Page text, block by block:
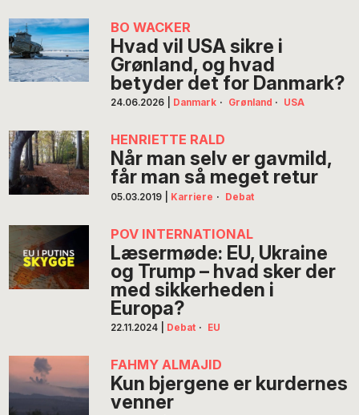
BO WACKER
Hvad vil USA sikre i
Grønland, og hvad
betyder det for Danmark?
24.06.2026 Danmark · Grønland · USA
HENRIETTE RALD
Når man selv er gavmild,
får man så meget retur
05.03.2019 Karriere · Debat
POV INTERNATIONAL
Læsermøde: EU, Ukraine
og Trump – hvad sker der
med sikkerheden i
Europa?
22.11.2024 Debat · EU
FAHMY ALMAJID
Kun bjergene er kurdernes
venner